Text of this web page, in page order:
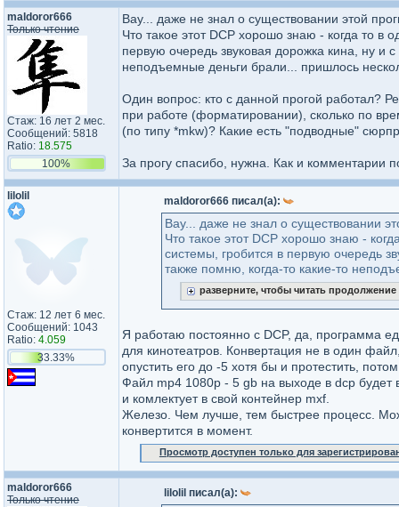
maldoror666
Только чтение
Стаж: 16 лет 2 мес.
Сообщений: 5818
Ratio: 18.575
100%
Вау... даже не знал о существовании этой
Что такое этот DCP хорошо знаю - когда то в
первую очередь звуковая дорожка кина, ну и
неподъемные деньги брали... пришлось
Один вопрос: кто с данной прогой работал?
при работе (форматировании), сколько по
(по типу *mkw)? Какие есть "подводные"
За прогу спасибо, нужна. Как и комментарии
lilolil
Стаж: 12 лет 6 мес.
Сообщений: 1043
Ratio: 4.059
33.33%
maldoror666 писал(а):
Вау... даже не знал о существовании
Что такое этот DCP хорошо знаю -
системы, гробится в первую очередь
также помню, когда-то какие-то
разверните, чтобы читать продолжение
Я работаю постоянно с DCP, да, программа
для кинотеатров. Конвертация не в один
опустить его до -5 хотя бы и протестить,
Файл mp4 1080p - 5 gb на выходе в dcp
и комлектует в свой контейнер mxf.
Железо. Чем лучше, тем быстрее процесс.
конвертится в момент.
Просмотр доступен только для
maldoror666
Только чтение
lilolil писал(а):